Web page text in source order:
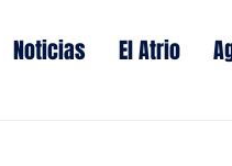
Noticias El Atrio